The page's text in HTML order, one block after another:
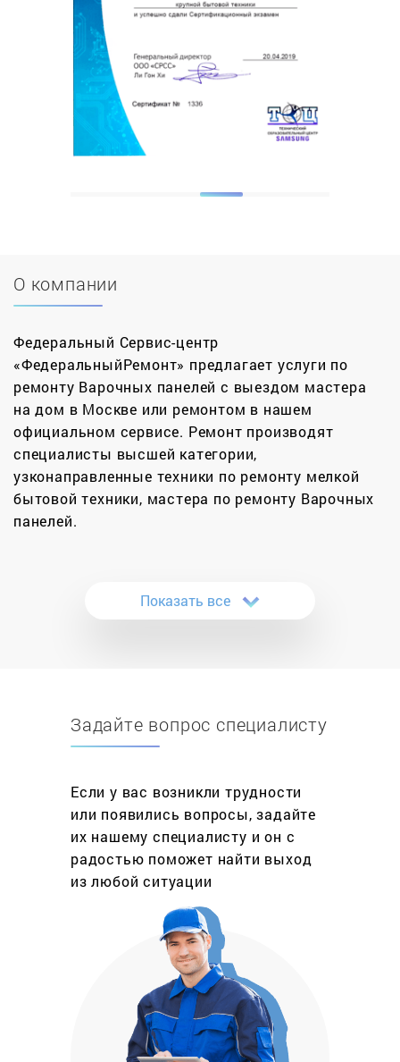
О компании
Федеральный Сервис-центр
«ФедеральныйРемонт» предлагает услуги по
ремонту Варочных панелей с выездом мастера
на дом в Москве или ремонтом в нашем
официальном сервисе. Ремонт производят
специалисты высшей категории,
узконаправленные техники по ремонту мелкой
бытовой техники, мастера по ремонту Варочных
панелей.
популярной услугой. И это нисколько не говорит
о том, что они чаще ломаются, чем газовые
Ремонт варочных панелей это не обязательно
дорогостоящая услуга, включающая полную
профилактика (очистка), и избавление от царапин
и потертостей (полировка), и настройка
программ, и многое другое, а в зависимости от
этого рассчитывается и стоимость данной
услуги. Сервисный центр «МастерБыт»
принимает заявки в любых районах Москвы
ежедневно, включая выходные и праздники, а
наши мастера стараются выехать на дом в день
обращения. Гарантия на ремонт варочных
панелей любого производителя до 1 года.
Что нужно сделать, чтобы заказать ремонт
варочных поверхностей на своей территории?
Показать все
Задайте вопрос специалисту
Если у вас возникли трудности
или появились вопросы, задайте
их нашему специалисту и он с
радостью поможет найти выход
из любой ситуации